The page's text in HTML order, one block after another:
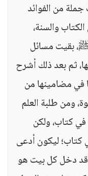
من الفوائد
والسنة،
بقيت مسائل
ثم بعد ذلك أشرح
في مضامينها من
ومن طلبة العلم
كتاب، ولكن
كتاب؛ ليكون أدعى
قد دخل كل بيت هو